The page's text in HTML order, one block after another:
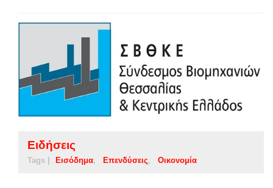
Ειδήσεις
Tags | Εισόδημα Επενδύσεις Οικονομία